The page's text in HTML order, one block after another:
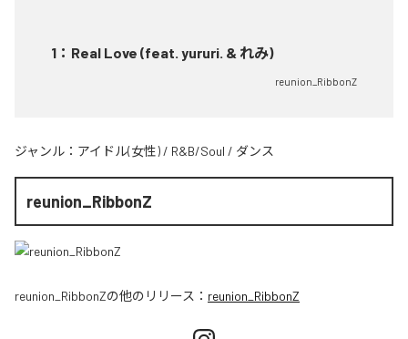
1 ： Real Love (feat. yururi. & れみ)
reunion_RibbonZ
ジャンル： アイドル(女性) / R&B/Soul / ダンス
reunion_RibbonZ
reunion_RibbonZの他のリリース： reunion_RibbonZ